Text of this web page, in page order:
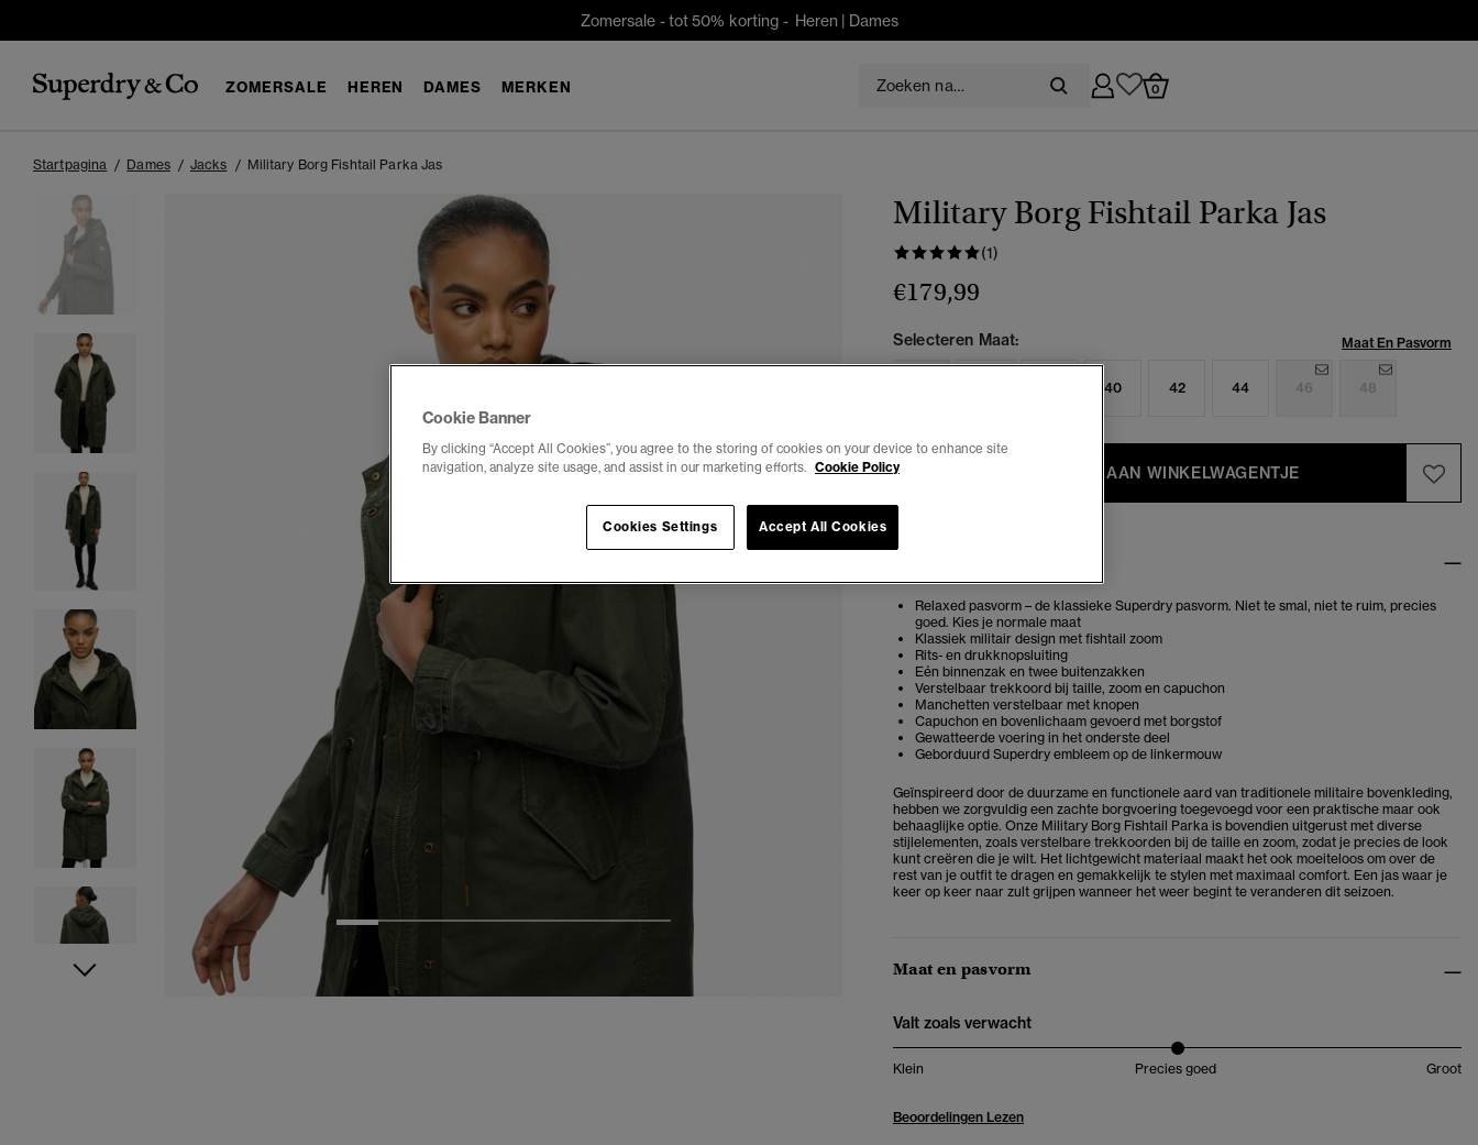
Zomersale - tot 50% korting - Heren | Dames
ZOMERSALE HEREN DAMES MERKEN 0
Startpagina Dames Jacks Military Borg Fishtail Parka Jas
Military Borg Fishtail Parka Jas
(1)
€179,99
Selecteren Maat: Maat En Pasvorm
40 42 44 46 48
TOEVOEGEN AAN WINKELWAGENTJE
Relaxed pasvorm – de klassieke Superdry pasvorm. Niet te smal, niet te ruim, precies
goed. Kies je normale maat
Klassiek militair design met fishtail zoom
Rits- en drukknopsluiting
Eén binnenzak en twee buitenzakken
Verstelbaar trekkoord bij taille, zoom en capuchon
Manchetten verstelbaar met knopen
Capuchon en bovenlichaam gevoerd met borgstof
Gewatteerde voering in het onderste deel
Geborduurd Superdry embleem op de linkermouw
Geïnspireerd door de duurzame en functionele aard van traditionele militaire bovenkleding,
hebben we zorgvuldig een zachte borgvoering toegevoegd voor een praktische maar ook
behaaglijke optie. Onze Military Borg Fishtail Parka is bovendien uitgerust met diverse
stijlelementen, zoals verstelbare trekkoorden bij de taille en zoom, zodat je precies de look
kunt creëren die je wilt. Het lichtgewicht materiaal maakt het ook moeiteloos om over de
rest van je outfit te dragen en gemakkelijk te stylen met maximaal comfort. Een jas waar je
keer op keer naar zult grijpen wanneer het weer begint te veranderen dit seizoen.
Maat en pasvorm
Valt zoals verwacht
Klein Precies goed Groot
Beoordelingen Lezen
Cookie Banner
By clicking “Accept All Cookies”, you agree to the storing of cookies on your device to enhance site
navigation, analyze site usage, and assist in our marketing efforts. Cookie Policy
Cookies Settings Accept All Cookies